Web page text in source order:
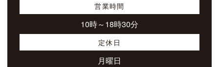
営業時間
10時～18時30分
定休日
月曜日